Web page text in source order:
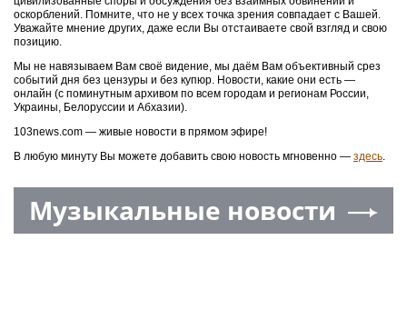
оскорблений. Помните, что не у всех точка зрения совпадает с Вашей.
Уважайте мнение других, даже если Вы отстаиваете свой взгляд и свою
позицию.
Мы не навязываем Вам своё видение, мы даём Вам объективный срез
событий дня без цензуры и без купюр. Новости, какие они есть —
онлайн (с поминутным архивом по всем городам и регионам России,
Украины, Белоруссии и Абхазии).
103news.com — живые новости в прямом эфире!
В любую минуту Вы можете добавить свою новость мгновенно — здесь.
Музыкальные новости